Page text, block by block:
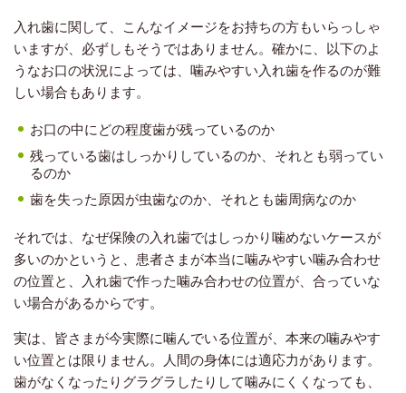
入れ歯に関して、こんなイメージをお持ちの方もいらっしゃ
いますが、必ずしもそうではありません。確かに、以下のよ
うなお口の状況によっては、噛みやすい入れ歯を作るのが難
しい場合もあります。
お口の中にどの程度歯が残っているのか
残っている歯はしっかりしているのか、それとも弱ってい
るのか
歯を失った原因が虫歯なのか、それとも歯周病なのか
それでは、なぜ保険の入れ歯ではしっかり噛めないケースが
多いのかというと、患者さまが本当に噛みやすい噛み合わせ
の位置と、入れ歯で作った噛み合わせの位置が、合っていな
い場合があるからです。
実は、皆さまが今実際に噛んでいる位置が、本来の噛みやす
い位置とは限りません。人間の身体には適応力があります。
歯がなくなったりグラグラしたりして噛みにくくなっても、